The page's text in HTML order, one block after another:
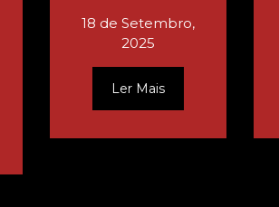
18 de Setembro,
2025
Ler Mais